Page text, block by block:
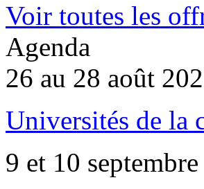
Voir toutes les
Agenda
26 au 28 août
Universités de la
9 et 10